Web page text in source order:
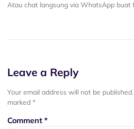
Atau chat langsung via WhatsApp buat
Leave a Reply
Your email address will not be published.
marked *
Comment *